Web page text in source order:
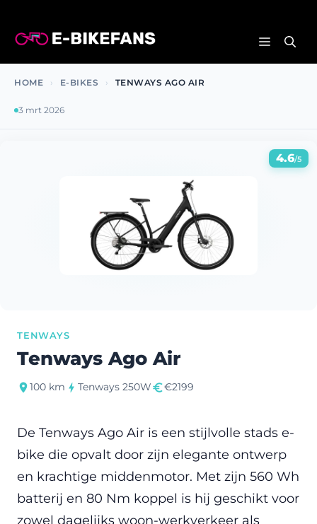
naar
inhoud
MENU
HOME › E-BIKES › TENWAYS AGO AIR
3 mrt 2026
4.6/5
TENWAYS
Tenways Ago Air
100 km Tenways 250W €2199
De Tenways Ago Air is een stijlvolle stads e-
bike die opvalt door zijn elegante ontwerp
en krachtige middenmotor. Met zijn 560 Wh
batterij en 80 Nm koppel is hij geschikt voor
zowel dagelijks woon-werkverkeer als